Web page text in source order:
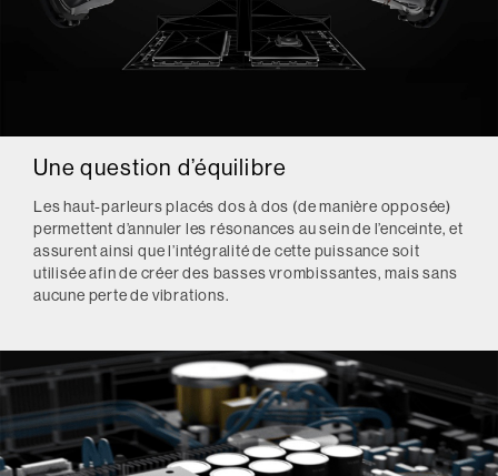
Une question d’équilibre
Les haut-parleurs placés dos à dos (de manière opposée)
permettent d’annuler les résonances au sein de l’enceinte, et
assurent ainsi que l’intégralité de cette puissance soit
utilisée afin de créer des basses vrombissantes, mais sans
aucune perte de vibrations.